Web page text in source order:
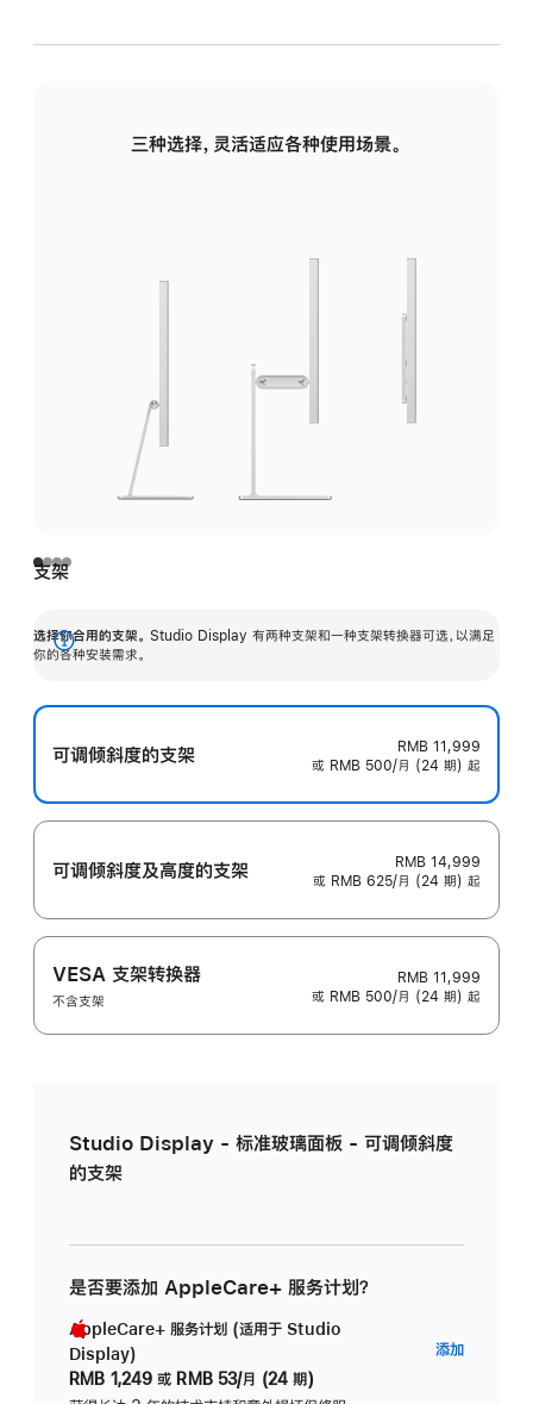
三种选择，灵活适应各种使用场景。
支架
选择你合用的支架。 Studio Display 有两种支架和一种支架转换器可选，以满足
你的各种安装需求。
展
可调倾斜度的支架
RMB 11,999
或 RMB 500/月 (24 期) 起
可调倾斜度及高‍度的支‍架
RMB 14,999
或 RMB 625/月 (24 期) 起
VESA 支架转换器
不含支架
RMB 11,999
或 RMB 500/月 (24 期) 起
Studio Display - 标准玻璃面板 - 可调倾斜度
的支架
是否要添加 AppleCare+ 服务计划？
AppleCare+ 服务计划 (适用于 Studio
Display)
RMB 1,249 或 RMB 53/月 (24 期)
添加